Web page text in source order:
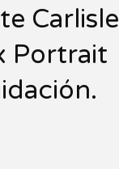
Carlisle
Portrait